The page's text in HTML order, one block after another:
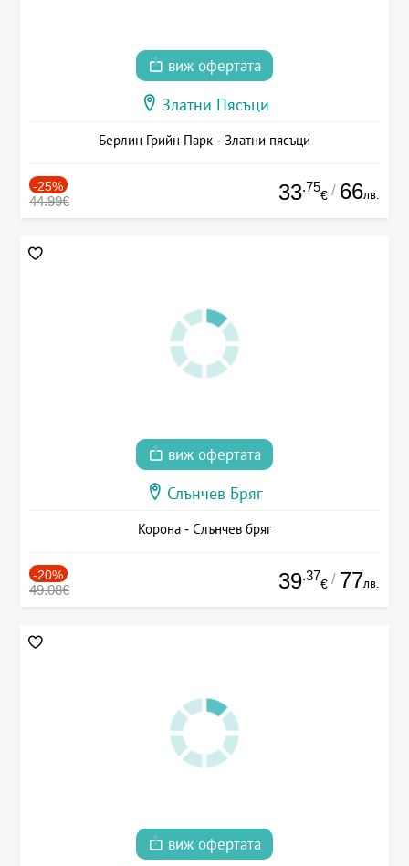
виж офертата
Златни Пясъци
Берлин Грийн Парк - Златни пясъци
-25%
44.99€ 33.75
€ / 66лв.
виж офертата
Слънчев Бряг
Корона - Слънчев бряг
-20%
49.08€ 39.37
€ / 77лв.
виж офертата